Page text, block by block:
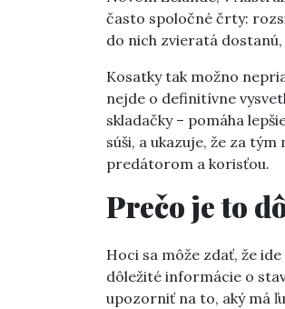
často spoločné črty:
do nich zvieratá
Kosatky tak možno
nejde o definitívne
skladačky – pomáha
súši, a ukazuje, že za
predátorom a korisťou.
Prečo je to
Hoci sa môže zdať, že
dôležité informácie o
upozorniť na to, aký má